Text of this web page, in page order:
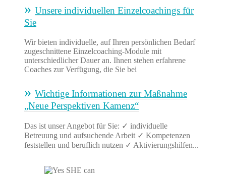
Unsere individuellen Einzelcoachings für
Sie
Wir bieten individuelle, auf Ihren persönlichen Bedarf
zugeschnittene Einzelcoaching-Module mit
unterschiedlicher Dauer an. Ihnen stehen erfahrene
Coaches zur Verfügung, die Sie bei
Wichtige Informationen zur Maßnahme
„Neue Perspektiven Kamenz“
Das ist unser Angebot für Sie: ✓ individuelle
Betreuung und aufsuchende Arbeit ✓ Kompetenzen
feststellen und beruflich nutzen ✓ Aktivierungshilfen...